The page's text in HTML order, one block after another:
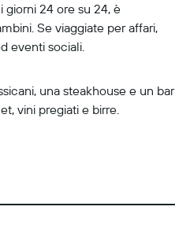
24 ore su 24, è
Se viaggiate per affari,
eventi sociali.
una steakhouse e un bar
vini pregiati e birre.